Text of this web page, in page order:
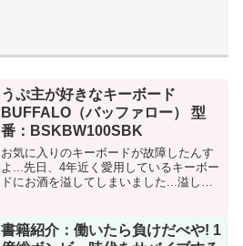
うぷ主が好きなキーボード
BUFFALO（バッファロー） 型
番：BSKBW100SBK
お気に入りのキーボードが故障したんす
よ...先日、4年近く愛用しているキーボー
ドにお酒を溢してしまいました...溢した
ってしまい、全く使う事が出来ない...😭
😭流石に新...
書籍紹介：働いたら負けだべや! 1